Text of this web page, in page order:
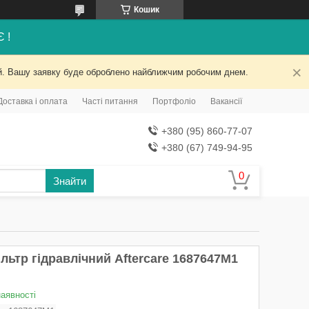
Кошик
!
Вашу заявку буде оброблено найближчим робочим днем.
і оплата Часті питання Портфоліо Вакансії
+380 (95) 860-77-07
+380 (67) 749-94-95
Знайти
гідравлічний Aftercare 1687647M1